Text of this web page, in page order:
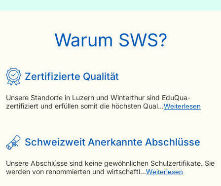
Warum SWS?
Zertifizierte Qualität
Unsere Standorte in Luzern und Winterthur sind EduQua-
zertifiziert und erfüllen somit die höchsten Qual…Weiterlesen
Schweizweit Anerkannte Abschlüsse
Unsere Abschlüsse sind keine gewöhnlichen Schulzertifikate. Sie
werden von renommierten und wirtschaftl…Weiterlesen